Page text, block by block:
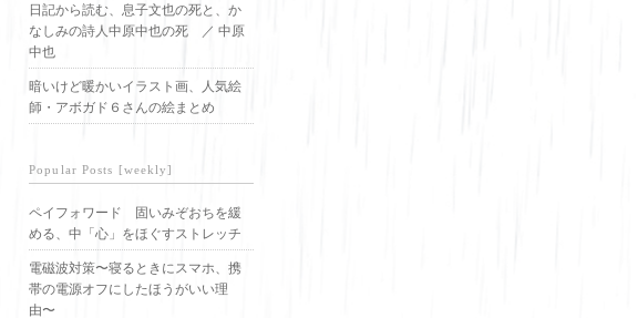
日記から読む、息子文也の死と、か
なしみの詩人中原中也の死 ／ 中原
中也
暗いけど暖かいイラスト画、人気絵
師・アボガド６さんの絵まとめ
Popular Posts [weekly]
ペイフォワード 固いみぞおちを緩
める、中「心」をほぐすストレッチ
電磁波対策〜寝るときにスマホ、携
帯の電源オフにしたほうがいい理
由〜